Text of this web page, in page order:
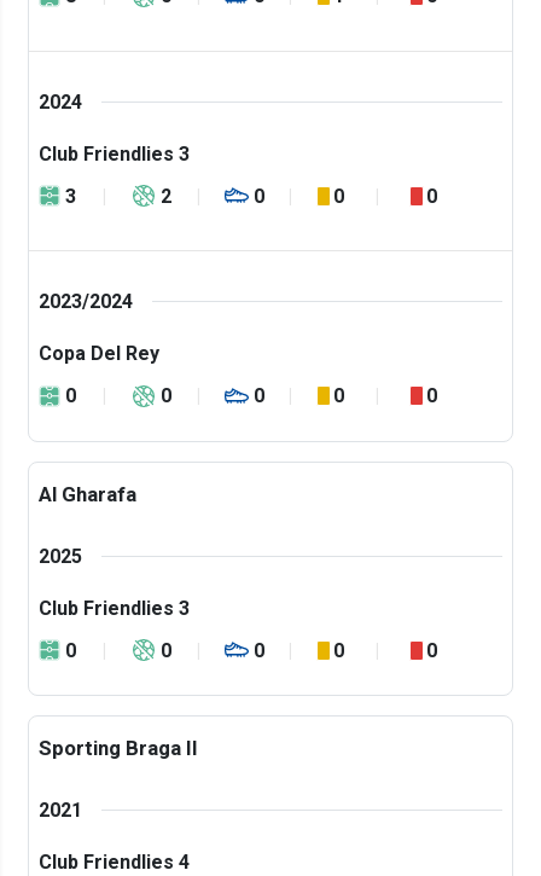
2024
Club Friendlies 3
3
2 0 0 0
2023/2024
Copa Del Rey
0
0 0 0 0
Al Gharafa
2025
Club Friendlies 3
0
0 0 0 0
Sporting Braga II
2021
Club Friendlies 4